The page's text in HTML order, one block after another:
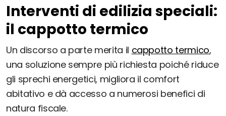
Interventi di edilizia speciali:
il cappotto termico
Un discorso a parte merita il cappotto termico,
una soluzione sempre più richiesta poiché riduce
gli sprechi energetici, migliora il comfort
abitativo e dà accesso a numerosi benefici di
natura fiscale.